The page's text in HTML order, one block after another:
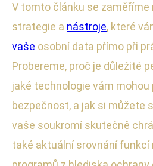
V tomto článku se zaměříme
strategie a nástroje, které
vaše osobní data přímo při
Probereme, proč je důležité
jaké technologie vám
bezpečnost, a jak si můžete
vaše soukromí skutečně
také aktuální srovnání funkcí